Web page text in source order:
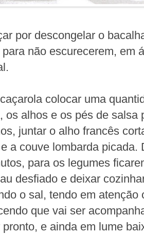
por descongelar o
não escurecerem, em
colocar uma
os alhos e os pés de salsa
juntar o alho francês
a couve lombarda
para os legumes
desfiado e deixar
o sal, tendo em
que vai ser
pronto, e ainda em lume